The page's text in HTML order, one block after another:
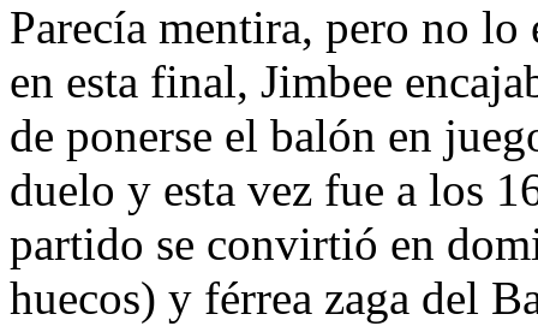
Parecía mentira, pero no lo
en esta final, Jimbee
de ponerse el balón en
duelo y esta vez fue a los
partido se convirtió en
huecos) y férrea zaga del